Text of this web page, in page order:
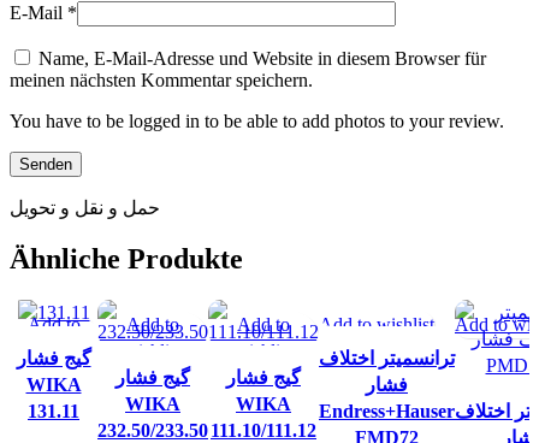
E-Mail *
Name, E-Mail-Adresse und Website in diesem Browser für
meinen nächsten Kommentar speichern.
You have to be logged in to be able to add photos to your review.
حمل و نقل و تحویل
Ähnliche Produkte
Add to
wishlist
گیج فشار
WIKA
131.11
Add to
wishlist
گیج فشار
WIKA
232.50/233.50
Add to
wishlist
گیج فشار
WIKA
111.10/111.12
Add to wishlist
ترانسمیتر اختلاف
فشار
Endress+Hauser
FMD72
Add to
اختلاف